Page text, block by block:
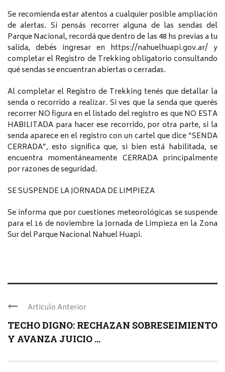
Se recomienda estar atentos a cualquier posible ampliación
de alertas. Si pensás recorrer alguna de las sendas del
Parque Nacional, recordá que dentro de las 48 hs previas a tu
salida, debés ingresar en https://nahuelhuapi.gov.ar/ y
completar el Registro de Trekking obligatorio consultando
qué sendas se encuentran abiertas o cerradas.
Al completar el Registro de Trekking tenés que detallar la
senda o recorrido a realizar. Si ves que la senda que querés
recorrer NO figura en el listado del registro es que NO ESTA
HABILITADA para hacer ese recorrido, por otra parte, si la
senda aparece en el registro con un cartel que dice “SENDA
CERRADA”, esto significa que, si bien está habilitada, se
encuentra momentáneamente CERRADA principalmente
por razones de seguridad.
SE SUSPENDE LA JORNADA DE LIMPIEZA
Se informa que por cuestiones meteorológicas se suspende
para el 16 de noviembre la Jornada de Limpieza en la Zona
Sur del Parque Nacional Nahuel Huapi.
Articulo Anterior
TECHO DIGNO: RECHAZAN SOBRESEIMIENTO
Y AVANZA JUICIO ...